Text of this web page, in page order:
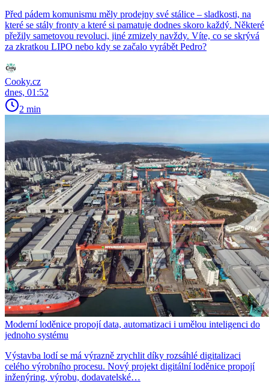
Před pádem komunismu měly prodejny své stálice – sladkosti, na
které se stály fronty a které si pamatuje dodnes skoro každý. Některé
přežily sametovou revoluci, jiné zmizely navždy. Víte, co se skrývá
za zkratkou LIPO nebo kdy se začalo vyrábět Pedro?
Cooky.cz
dnes, 01:52
2 min
Moderní loděnice propojí data, automatizaci i umělou inteligenci do
jednoho systému
Výstavba lodí se má výrazně zrychlit díky rozsáhlé digitalizaci
celého výrobního procesu. Nový projekt digitální loděnice propojí
inženýring, výrobu, dodavatelské…